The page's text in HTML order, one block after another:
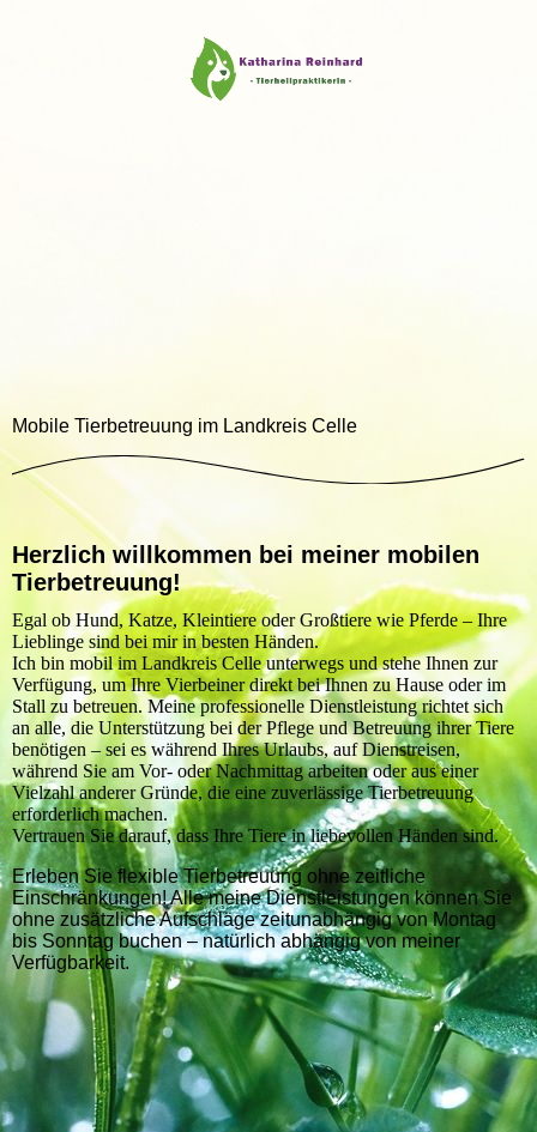
Mobile Tierbetreuung im Landkreis Celle
Herzlich willkommen bei meiner mobilen
Tierbetreuung!
Egal ob Hund, Katze, Kleintiere oder Großtiere wie Pferde – Ihre
Lieblinge sind bei mir in besten Händen.
Ich bin mobil im Landkreis Celle unterwegs und stehe Ihnen zur
Verfügung, um Ihre Vierbeiner direkt bei Ihnen zu Hause oder im
Stall zu betreuen. Meine professionelle Dienstleistung richtet sich
an alle, die Unterstützung bei der Pflege und Betreuung ihrer Tiere
benötigen – sei es während Ihres Urlaubs, auf Dienstreisen,
während Sie am Vor- oder Nachmittag arbeiten oder aus einer
Vielzahl anderer Gründe, die eine zuverlässige Tierbetreuung
erforderlich machen.
Vertrauen Sie darauf, dass Ihre Tiere in liebevollen Händen sind.
Erleben Sie flexible Tierbetreuung ohne zeitliche
Einschränkungen! Alle meine Dienstleistungen können Sie
ohne zusätzliche Aufschläge zeitunabhängig von Montag
bis Sonntag buchen – natürlich abhängig von meiner
Verfügbarkeit.